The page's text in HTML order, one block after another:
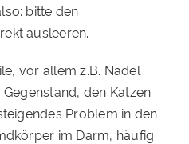
bitte den
ausleeren.
vor allem z.B. Nadel
den Katzen
Problem in den
im Darm, häufig